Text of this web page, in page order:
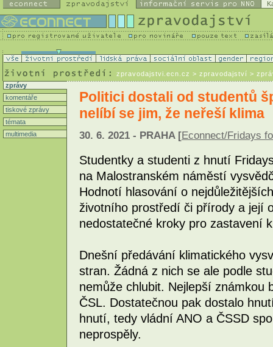
zpravodajstvi.ecn.cz > zpravodajství >
zprávy
komentáře
tiskové zprávy
témata
multimedia
Politici dostali od studentů
nelíbí se jim, že neřeší klima
30. 6. 2021 - PRAHA [Econnect/Fridays
Studentky a studenti z hnutí
na Malostranském náměstí
Hodnotí hlasování o
životního prostředí či přírody a její
nedostatečné kroky pro zastavení
Dnešní předávání klimatického
stran. Žádná z nich se ale podle
nemůže chlubit. Nejlepší známkou
ČSL. Dostatečnou pak dostalo
hnutí, tedy vládní ANO a ČSSD
neprospěly.